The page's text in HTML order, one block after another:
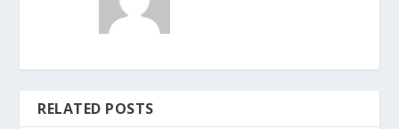
RELATED POSTS